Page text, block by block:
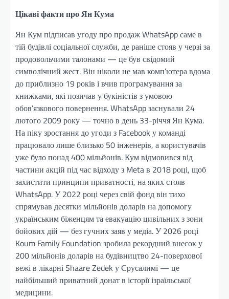
Цікаві факти про Ян Кума
Ян Кум підписав угоду про продаж WhatsApp саме в
тій будівлі соціальної служби, де раніше стояв у черзі за
продовольчими талонами — це був свідомий
символічний жест. Він ніколи не мав комп’ютера вдома
до приблизно 19 років і вчив програмування за
книжками, які позичав у букіністів з умовою
обов’язкового повернення. WhatsApp заснували 24
лютого 2009 року — точно в день 33-річчя Ян Кума.
На піку зростання до угоди з Facebook у команді
працювало лише близько 50 інженерів, а користувачів
уже було понад 400 мільйонів. Кум відмовився від
частини акцій під час відходу з Meta в 2018 році, щоб
захистити принципи приватності, на яких стояв
WhatsApp. У 2022 році через свій фонд він тихо
спрямував десятки мільйонів доларів на допомогу
українським біженцям та евакуацію цивільних з зони
бойових дій — без гучних заяв у медіа. У 2026 році
Koum Family Foundation зробила рекордний внесок у
200 мільйонів доларів на будівництво 24-поверхової
вежі в лікарні Shaare Zedek у Єрусалимі — це
найбільший приватний донат в історії ізраїльської
медицини.